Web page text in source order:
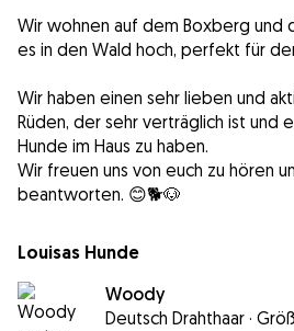
Wir wohnen auf dem Boxberg und
es in den Wald hoch, perfekt für
Wir haben einen sehr lieben und
Rüden, der sehr verträglich ist und
Hunde im Haus zu haben.
Wir freuen uns von euch zu hören
beantworten. 😊🐕🐶
Louisas Hunde
Woody
Deutsch Drahthaar ·